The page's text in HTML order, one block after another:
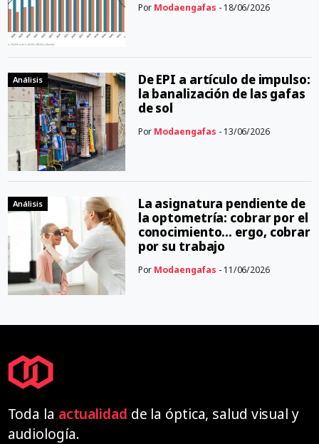
Por Modaengafas - 18/06/2026
Análisis
De EPI a artículo de impulso:
la banalización de las gafas
de sol
Por Modaengafas - 13/06/2026
Análisis
La asignatura pendiente de
la optometría: cobrar por el
conocimiento… ergo, cobrar
por su trabajo
Por Modaengafas - 11/06/2026
Toda la actualidad de la óptica, salud visual y
audiología.